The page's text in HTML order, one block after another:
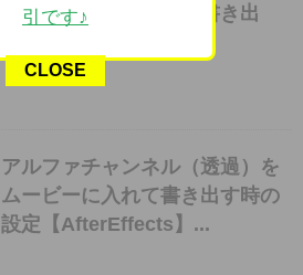
プロジェクトファイル書き出
アルファチャンネル（透過）を
ムービーに入れて書き出す時の
設定【AfterEffects】...
引です♪
CLOSE